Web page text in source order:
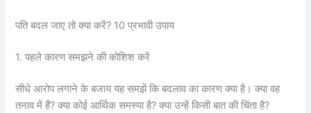
पति बदल जाए तो क्या करें? 10 प्रभावी उपाय
1. पहले कारण समझने की कोशिश करें
सीधे आरोप लगाने के बजाय यह समझें कि बदलाव का कारण क्या है। क्या वह
तनाव में हैं? क्या कोई आर्थिक समस्या है? क्या उन्हें किसी बात की चिंता है?